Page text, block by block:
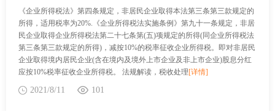
《企业所得税法》第四条规定，非居民企业取得本法第三条第三款规定的
所得，适用税率为20%.《企业所得税法实施条例》第九十一条规定，非居
民企业取得企业所得税法第二十七条第(五)项规定的所得(同企业所得税法
第三条第三款规定的所得)，减按10%的税率征收企业所得税。即对非居民
企业取得境内居民企业(含在境内及境外上市企业及非上市企业)股息分红
应按10%税率征收企业所得税。 法规解读，税收处理[详情]
2021/8/11 101